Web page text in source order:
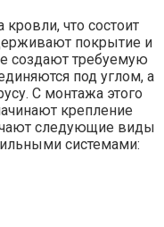
что состоит
покрытие и
создают требуемую
под углом, а
С монтажа этого
крепление
следующие виды
системами: